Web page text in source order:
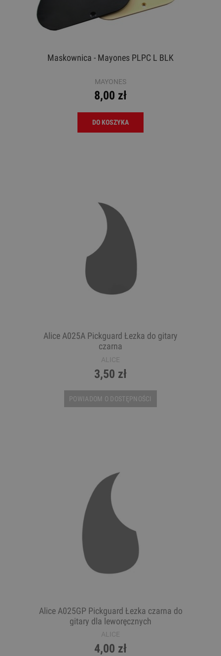
Maskownica - Mayones PLPC L BLK
MAYONES
8,00 zł
DO KOSZYKA
Alice A025A Pickguard Łezka do gitary
czarna
ALICE
3,50 zł
POWIADOM O DOSTĘPNOŚCI
Alice A025GP Pickguard Łezka czarna do
gitary dla leworęcznych
ALICE
4,00 zł